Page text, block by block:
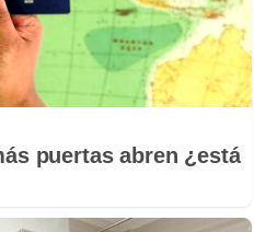
puertas abren ¿está